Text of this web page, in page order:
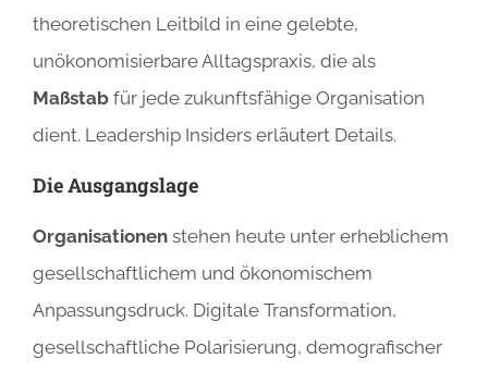
theoretischen Leitbild in eine gelebte,
unökonomisierbare Alltagspraxis, die als
Maßstabfür jede zukunftsfähige Organisation
dient. Leadership Insiders erläutert Details.
Die Ausgangslage
Organisationenstehen heute unter erheblichem
gesellschaftlichem und ökonomischem
Anpassungsdruck. Digitale Transformation,
gesellschaftliche Polarisierung, demografischer